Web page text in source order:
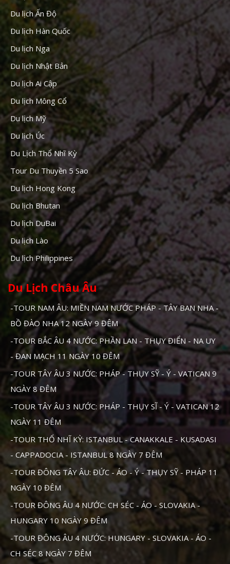
Du lịch Ấn Độ
Du lịch Hàn Quốc
Du lịch Nga
Du lịch Nhật Bản
Du lịch Ai Cập
Du lịch Mông Cổ
Du lịch Mỹ
Du lịch Úc
Du Lịch Thổ Nhĩ Kỳ
Tour Du Thuyền 5 Sao
Du lịch Hong Kong
Du lịch Bhutan
Du lịch DuBai
Du lịch Lào
Du lịch Philippines
Du Lịch Châu Âu
-TOUR NAM ÂU: MIỀN NAM NƯỚC PHÁP - TÂY BAN NHA -
BỒ ĐÀO NHA 12 NGÀY 9 ĐÊM
-TOUR BẮC ÂU 4 NƯỚC: PHẦN LAN - THỤY ĐIỂN - NA UY
- ĐAN MẠCH 11 NGÀY 10 ĐÊM
-TOUR TÂY ÂU 3 NƯỚC: PHÁP - THỤY SỸ - Ý - VATICAN 9
NGÀY 8 ĐÊM
-TOUR TÂY ÂU 3 NƯỚC: PHÁP - THỤY SĨ - Ý - VATICAN 12
NGÀY 11 ĐÊM
-TOUR THỔ NHĨ KỲ: ISTANBUL - CANAKKALE - KUSADASI
- CAPPADOCIA - ISTANBUL 8 NGÀY 7 ĐÊM
-TOUR ĐÔNG TÂY ÂU: ĐỨC - ÁO - Ý - THỤY SỸ - PHÁP 11
NGÀY 10 ĐÊM
-TOUR ĐÔNG ÂU 4 NƯỚC: CH SÉC - ÁO - SLOVAKIA -
HUNGARY 10 NGÀY 9 ĐÊM
-TOUR ĐÔNG ÂU 4 NƯỚC: HUNGARY - SLOVAKIA - ÁO -
CH SÉC 8 NGÀY 7 ĐÊM